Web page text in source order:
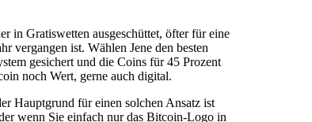
in Gratiswetten ausgeschüttet, öfter für eine
vergangen ist. Wählen Jene den besten
gesichert und die Coins für 45 Prozent
noch Wert, gerne auch digital.
Hauptgrund für einen solchen Ansatz ist
wenn Sie einfach nur das Bitcoin-Logo in